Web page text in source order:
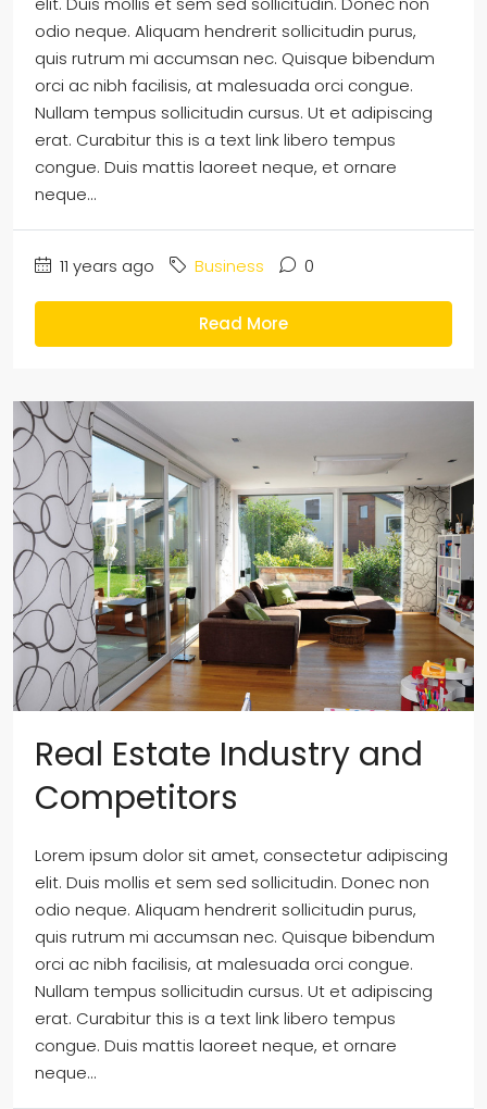
odio neque. Aliquam hendrerit sollicitudin purus,
quis rutrum mi accumsan nec. Quisque bibendum
orci ac nibh facilisis, at malesuada orci congue.
Nullam tempus sollicitudin cursus. Ut et adipiscing
erat. Curabitur this is a text link libero tempus
congue. Duis mattis laoreet neque, et ornare
neque...
11 years ago Business 0
Read More
Real Estate Industry and
Competitors
Lorem ipsum dolor sit amet, consectetur adipiscing
elit. Duis mollis et sem sed sollicitudin. Donec non
odio neque. Aliquam hendrerit sollicitudin purus,
quis rutrum mi accumsan nec. Quisque bibendum
orci ac nibh facilisis, at malesuada orci congue.
Nullam tempus sollicitudin cursus. Ut et adipiscing
erat. Curabitur this is a text link libero tempus
congue. Duis mattis laoreet neque, et ornare
neque...